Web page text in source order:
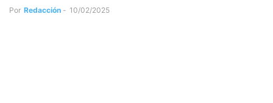
Por Redacción - 10/02/2025